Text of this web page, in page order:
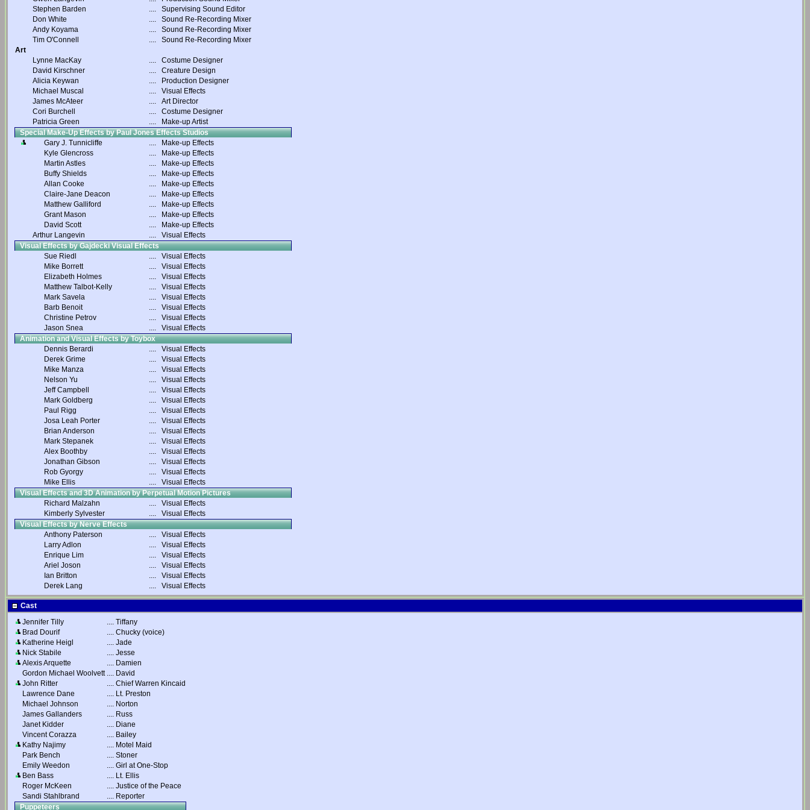
Stephen Barden
....
Supervising Sound Editor
Don White
....
Sound Re-Recording Mixer
Andy Koyama
....
Sound Re-Recording Mixer
Tim O'Connell
....
Sound Re-Recording Mixer
Art
Lynne MacKay
....
Costume Designer
David Kirschner
....
Creature Design
Alicia Keywan
....
Production Designer
Michael Muscal
....
Visual Effects
James McAteer
....
Art Director
Cori Burchell
....
Costume Designer
Patricia Green
....
Make-up Artist
Special Make-Up Effects by Paul Jones Effects Studios
Gary J. Tunnicliffe
....
Make-up Effects
Kyle Glencross
....
Make-up Effects
Martin Astles
....
Make-up Effects
Buffy Shields
....
Make-up Effects
Allan Cooke
....
Make-up Effects
Claire-Jane Deacon
....
Make-up Effects
Matthew Galliford
....
Make-up Effects
Grant Mason
....
Make-up Effects
David Scott
....
Make-up Effects
Arthur Langevin
....
Visual Effects
Visual Effects by Gajdecki Visual Effects
Sue Riedl
....
Visual Effects
Mike Borrett
....
Visual Effects
Elizabeth Holmes
....
Visual Effects
Matthew Talbot-Kelly
....
Visual Effects
Mark Savela
....
Visual Effects
Barb Benoit
....
Visual Effects
Christine Petrov
....
Visual Effects
Jason Snea
....
Visual Effects
Animation and Visual Effects by Toybox
Dennis Berardi
....
Visual Effects
Derek Grime
....
Visual Effects
Mike Manza
....
Visual Effects
Nelson Yu
....
Visual Effects
Jeff Campbell
....
Visual Effects
Mark Goldberg
....
Visual Effects
Paul Rigg
....
Visual Effects
Josa Leah Porter
....
Visual Effects
Brian Anderson
....
Visual Effects
Mark Stepanek
....
Visual Effects
Alex Boothby
....
Visual Effects
Jonathan Gibson
....
Visual Effects
Rob Gyorgy
....
Visual Effects
Mike Ellis
....
Visual Effects
Visual Effects and 3D Animation by Perpetual Motion Pictures
Richard Malzahn
....
Visual Effects
Kimberly Sylvester
....
Visual Effects
Visual Effects by Nerve Effects
Anthony Paterson
....
Visual Effects
Larry Adlon
....
Visual Effects
Enrique Lim
....
Visual Effects
Ariel Joson
....
Visual Effects
Ian Britton
....
Visual Effects
Derek Lang
.... Visual Effects
Cast
Jennifer Tilly
.... Tiffany
Brad Dourif
.... Chucky (voice)
Katherine Heigl
.... Jade
Nick Stabile
.... Jesse
Alexis Arquette
.... Damien
Gordon Michael Woolvett .... David
John Ritter
.... Chief Warren Kincaid
Lawrence Dane
.... Lt. Preston
Michael Johnson
.... Norton
James Gallanders
.... Russ
Janet Kidder
.... Diane
Vincent Corazza
.... Bailey
Kathy Najimy
.... Motel Maid
Park Bench
.... Stoner
Emily Weedon
.... Girl at One-Stop
Ben Bass
.... Lt. Ellis
Roger McKeen
.... Justice of the Peace
Sandi Stahlbrand
.... Reporter
Puppeteers